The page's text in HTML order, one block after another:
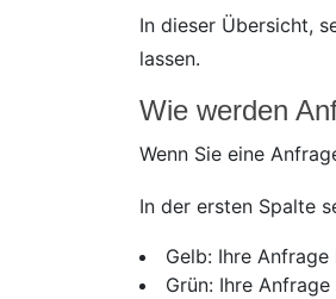
In dieser Übersicht,
lassen.
Wie werden
Wenn Sie eine
In der ersten Spalte
Gelb: Ihre
Grün: Ihre